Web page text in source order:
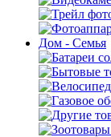
Дом - Семья